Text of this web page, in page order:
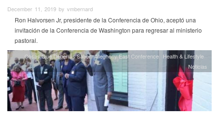
December 11, 2019 by vmbernard
Ron Halvorsen Jr, presidente de la Conferencia de Ohio, aceptó una
invitación de la Conferencia de Washington para regresar al ministerio
pastoral.
Cosas Que Deberías Saber Allegheny East Conference Health & Lifestyle
Noticias